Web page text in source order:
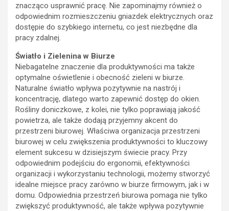
znacząco usprawnić pracę. Nie zapominajmy również o
odpowiednim rozmieszczeniu gniazdek elektrycznych oraz
dostępie do szybkiego internetu, co jest niezbędne dla
pracy zdalnej.
Światło i Zielenina w Biurze
Niebagatelne znaczenie dla produktywności ma także
optymalne oświetlenie i obecność zieleni w biurze.
Naturalne światło wpływa pozytywnie na nastrój i
koncentrację, dlatego warto zapewnić dostęp do okien.
Rośliny doniczkowe, z kolei, nie tylko poprawiają jakość
powietrza, ale także dodają przyjemny akcent do
przestrzeni biurowej. Właściwa organizacja przestrzeni
biurowej w celu zwiększenia produktywności to kluczowy
element sukcesu w dzisiejszym świecie pracy. Przy
odpowiednim podejściu do ergonomii, efektywności
organizacji i wykorzystaniu technologii, możemy stworzyć
idealne miejsce pracy zarówno w biurze firmowym, jak i w
domu. Odpowiednia przestrzeń biurowa pomaga nie tylko
zwiększyć produktywność, ale także wpływa pozytywnie